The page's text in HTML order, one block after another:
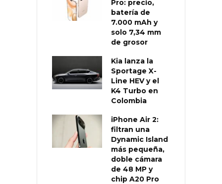
Pro: precio,
batería de
7.000 mAh y
solo 7,34 mm
de grosor
Kia lanza la
Sportage X-
Line HEV y el
K4 Turbo en
Colombia
iPhone Air 2:
filtran una
Dynamic Island
más pequeña,
doble cámara
de 48 MP y
chip A20 Pro